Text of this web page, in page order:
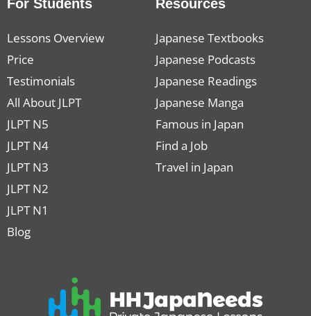
For Students
Lessons Overview
Price
Testimonials
All About JLPT
JLPT N5
JLPT N4
JLPT N3
JLPT N2
JLPT N1
Blog
Resources
Japanese Textbooks
Japanese Podcasts
Japanese Readings
Japanese Manga
Famous in Japan
Find a Job
Travel in Japan